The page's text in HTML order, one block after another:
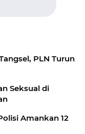
PLN Turun
Seksual di
Amankan 12